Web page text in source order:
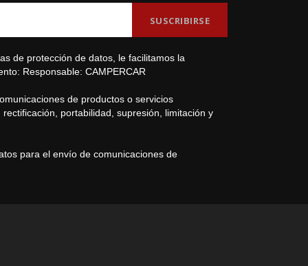
de protección de datos, le facilitamos la
Responsable: CAMPERCAR
de productos o servicios
portabilidad, supresión, limitación y
para el envío de comunicaciones de